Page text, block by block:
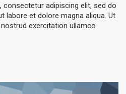
adipiscing elit, sed do
labore et dolore magna aliqua. Ut
exercitation ullamco